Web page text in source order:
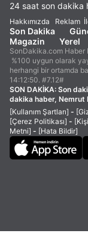
24 saat son dakika
Hakkımızda Reklam
Son Dakika
Magazin
Yerel
SonDakika.com Haber
%100 uygun olarak
herhangi bir ortamda
14:12:50. #7.12#
SON DAKİKA: Son
dakika haber, Nemrut
[Kullanım Şartları] -
[Çerez Politikası] -
Metni] - [Hata Bildir]